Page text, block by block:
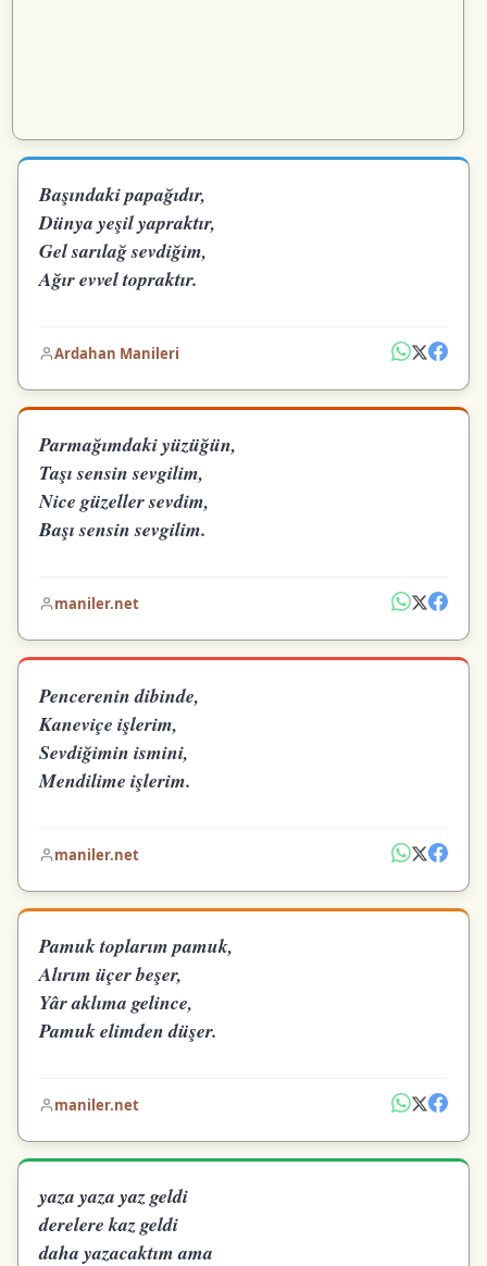
Başındaki papağıdır,
Dünya yeşil yapraktır,
Gel sarılağ sevdiğim,
Ağır evvel topraktır.
Ardahan Manileri
Parmağımdaki yüzüğün,
Taşı sensin sevgilim,
Nice güzeller sevdim,
Başı sensin sevgilim.
maniler.net
Pencerenin dibinde,
Kaneviçe işlerim,
Sevdiğimin ismini,
Mendilime işlerim.
maniler.net
Pamuk toplarım pamuk,
Alırım üçer beşer,
Yâr aklıma gelince,
Pamuk elimden düşer.
maniler.net
yaza yaza yaz geldi
derelere kaz geldi
daha yazacaktım ama